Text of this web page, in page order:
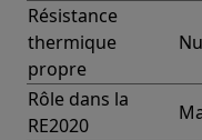
Résistance
thermique
propre
Rôle dans la
RE2020